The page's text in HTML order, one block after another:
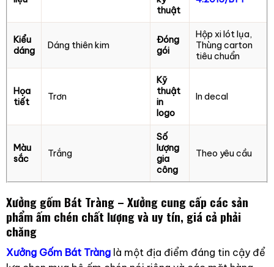
thuật
Kiểu
dáng
Dáng thiên kim
Đóng
gói
Hộp xi lót lụa,
Thùng carton
tiêu chuẩn
Họa
tiết
Trơn
Kỹ
thuật
in
logo
In decal
Màu
sắc
Trắng
Số
lượng
gia
công
Theo yêu cầu
Xưởng gốm Bát Tràng – Xưởng cung cấp các sản
phẩm ấm chén chất lượng và uy tín, giá cả phải
chăng
Xưởng Gốm Bát Tràng là một địa điểm đáng tin cậy để